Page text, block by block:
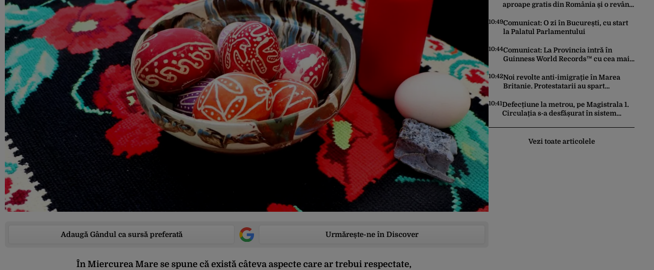
Adaugă Gândul ca sursă preferată Urmărește-ne în Discover
În Miercurea Mare se spune că există câteva aspecte care ar trebui respectate,
aproape gratis din România și o revând
sunt noii „băieți deștepți” din energie
de la sud de Dunăre
10:49Comunicat: O zi în București, cu start
la Palatul Parlamentului
10:44Comunicat: La Provincia intră în
Guinness World Records™ cu cea mai
la un eveniment
10:42Noi revolte anti-imigrație în Marea
Britanie. Protestatarii au spart
10:41Defecțiune la metrou, pe Magistrala 1.
Circulația s-a desfășurat în sistem
Vezi toate articolele